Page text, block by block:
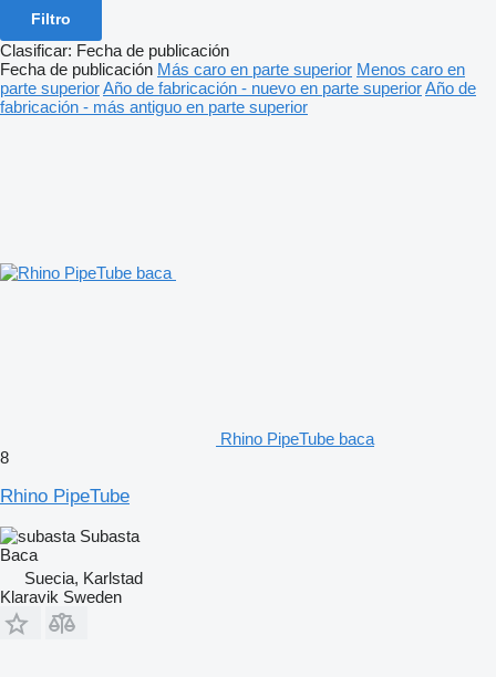
Filtro
Clasificar: Fecha de publicación
Fecha de publicación Más caro en parte superior Menos caro en
parte superiorAño de fabricación - nuevo en parte superiorAño de
fabricación - más antiguo en parte superior
Rhino PipeTube baca
8
Rhino PipeTube
Subasta
Baca
Suecia, Karlstad
Klaravik Sweden